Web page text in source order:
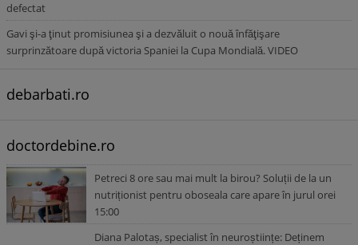
defectat
Gavi şi-a ţinut promisiunea şi a dezvăluit o nouă înfăţişare
surprinzătoare după victoria Spaniei la Cupa Mondială. VIDEO
debarbati.ro
doctordebine.ro
Petreci 8 ore sau mai mult la birou? Soluții de la un
nutriționist pentru oboseala care apare în jurul orei
15:00
Diana Palotaș, specialist în neuroștiințe: Deținem